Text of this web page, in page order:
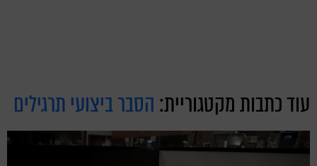
עוד כתבות מקטגוריית: הסבר ביצועי תרגילים